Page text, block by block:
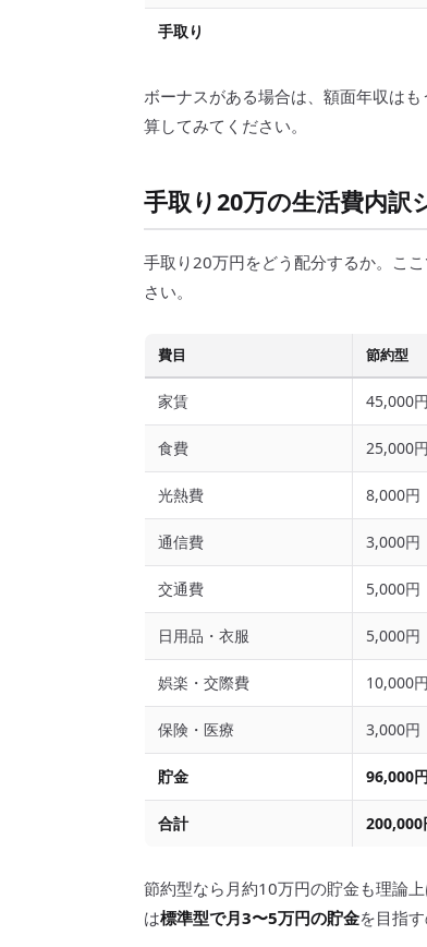
手取り
ボーナスがある場合は、額面年収は
算してみてください。
手取り20万の生活費内訳
手取り20万円をどう配分するか。こ
さい。
費目 節約型
家賃 45,000円
食費 25,000円
光熱費 8,000円
通信費 3,000円
交通費 5,000円
日用品・衣服 5,000円
娯楽・交際費 10,000円
保険・医療 3,000円
貯金 96,000円
合計 200,000
節約型なら月約10万円の貯金も理論
は標準型で月3〜5万円の貯金を目指